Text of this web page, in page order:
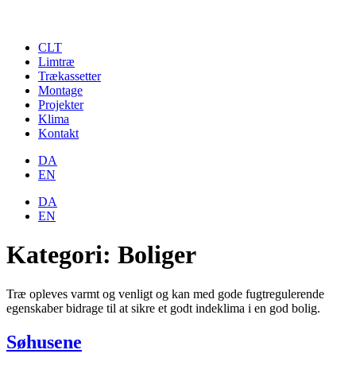
CLT
Limtræ
Trækassetter
Montage
Projekter
Klima
Kontakt
DA
EN
DA
EN
Kategori: Boliger
Træ opleves varmt og venligt og kan med gode fugtregulerende
egenskaber bidrage til at sikre et godt indeklima i en god bolig.
Søhusene